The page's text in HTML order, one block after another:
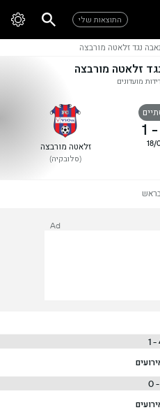
התוצאות שלי
נגד זלאטה מורבצה
זלאטה מורבצה
מועדונים
-
1
18/ זלאטה מורבצה
(סלובקיה)
Ad